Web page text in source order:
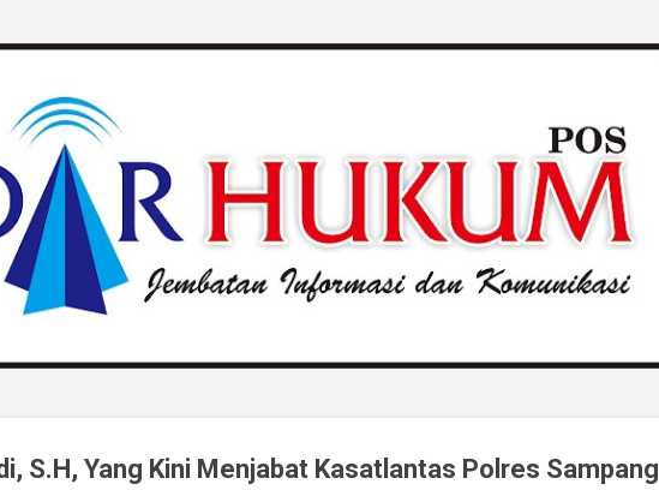
S.H, Yang Kini Menjabat Kasatlantas Polres Sampang